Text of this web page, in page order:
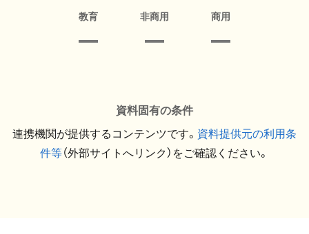
教育 非商用 商用
資料固有の条件
連携機関が提供するコンテンツです。 資料提供元の利用条
件等（外部サイトへリンク）をご確認ください。